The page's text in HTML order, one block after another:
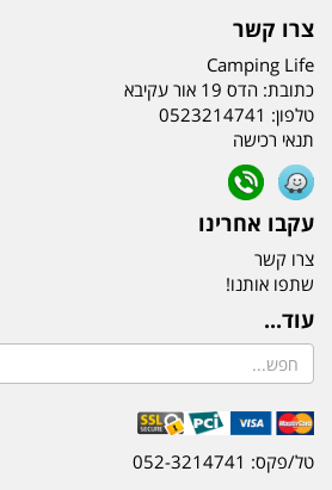
צרו קשר
Camping Life
כתובת: הדס 19 אור עקיבא
טלפון: 0523214741
תנאי רכישה
עקבו אחרינו
צרו קשר
שתפו אותנו!
עוד...
טל/פקס: 052-3214741